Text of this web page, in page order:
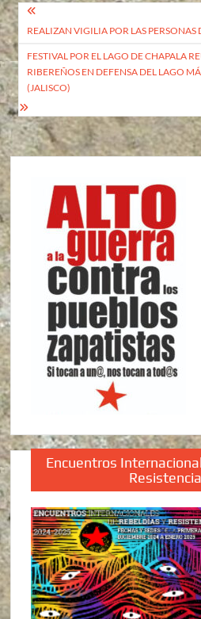
Navegación
de
entradas
REALIZAN VIGILIA POR LAS
FESTIVAL POR EL LAGO DE CHAPALA
RIBEREÑOS EN DEFENSA DEL LAGO
(JALISCO)
Encuentros